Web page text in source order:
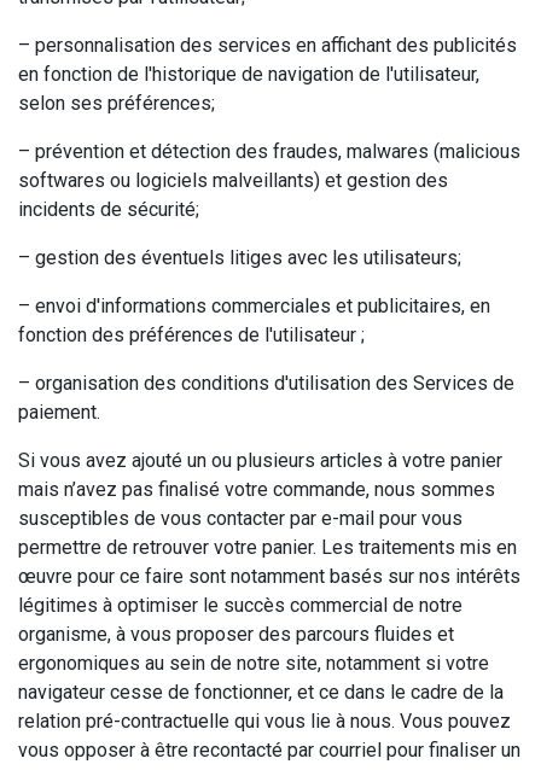
– personnalisation des services en affichant des publicités
en fonction de l'historique de navigation de l'utilisateur,
selon ses préférences;
– prévention et détection des fraudes, malwares (malicious
softwares ou logiciels malveillants) et gestion des
incidents de sécurité;
– gestion des éventuels litiges avec les utilisateurs;
– envoi d'informations commerciales et publicitaires, en
fonction des préférences de l'utilisateur ;
– organisation des conditions d'utilisation des Services de
paiement.
Si vous avez ajouté un ou plusieurs articles à votre panier
mais n’avez pas finalisé votre commande, nous sommes
susceptibles de vous contacter par e-mail pour vous
permettre de retrouver votre panier. Les traitements mis en
œuvre pour ce faire sont notamment basés sur nos intérêts
légitimes à optimiser le succès commercial de notre
organisme, à vous proposer des parcours fluides et
ergonomiques au sein de notre site, notamment si votre
navigateur cesse de fonctionner, et ce dans le cadre de la
relation pré-contractuelle qui vous lie à nous. Vous pouvez
vous opposer à être recontacté par courriel pour finaliser un